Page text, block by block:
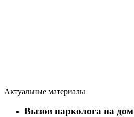
Актуальные материалы
Вызов нарколога на дом